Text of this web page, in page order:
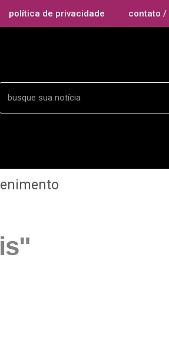
política de privacidade contato /